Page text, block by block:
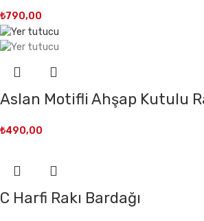
₺790,00
Aslan Motifli Ahşap Kutulu
₺490,00
C Harfi Rakı Bardağı